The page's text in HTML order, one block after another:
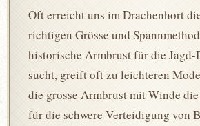
Oft erreicht uns im Drachenhort
richtigen Grösse und
historische Armbrust für die Jagd-
sucht, greift oft zu leichteren
die grosse Armbrust mit Winde
für die schwere Verteidigung von